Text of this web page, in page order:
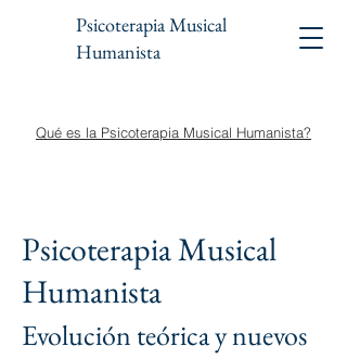
Psicoterapia Musical
Humanista
Qué es la Psicoterapia Musical Humanista?
Psicoterapia Musical
Humanista
Evolución teórica y nuevos